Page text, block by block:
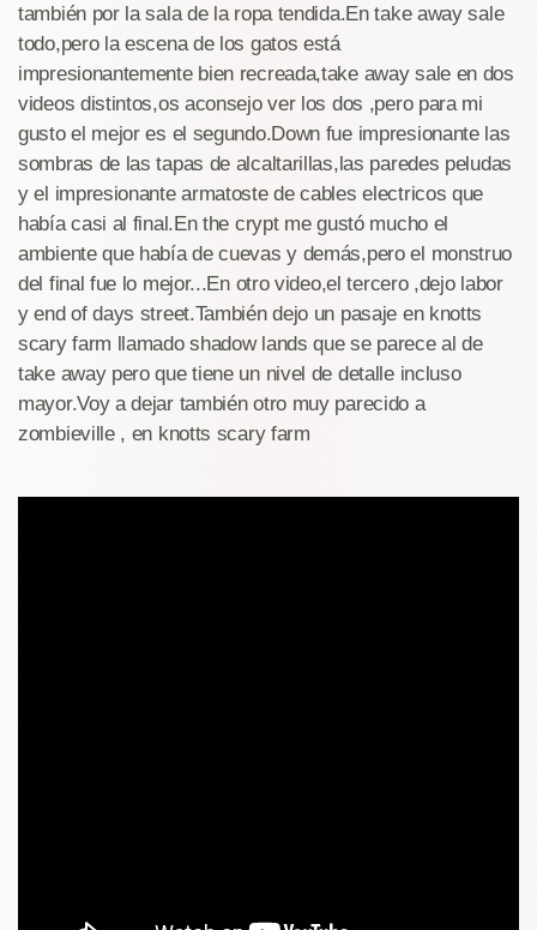
también por la sala de la ropa tendida.En take away sale
todo,pero la escena de los gatos está
impresionantemente bien recreada,take away sale en dos
videos distintos,os aconsejo ver los dos ,pero para mi
gusto el mejor es el segundo.Down fue impresionante las
sombras de las tapas de alcaltarillas,las paredes peludas
y el impresionante armatoste de cables electricos que
había casi al final.En the crypt me gustó mucho el
ambiente que había de cuevas y demás,pero el monstruo
del final fue lo mejor...En otro video,el tercero ,dejo labor
y end of days street.También dejo un pasaje en knotts
scary farm llamado shadow lands que se parece al de
take away pero que tiene un nivel de detalle incluso
mayor.Voy a dejar también otro muy parecido a
zombieville , en knotts scary farm